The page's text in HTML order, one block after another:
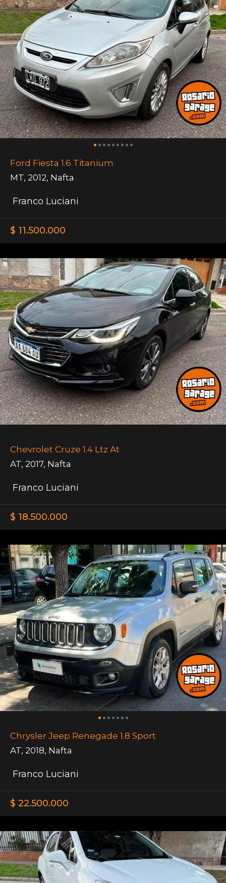
Ford Fiesta 1.6 Titanium
MT, 2012, Nafta
Franco Luciani
$ 11.500.000
Chevrolet Cruze 1.4 Ltz At
AT, 2017, Nafta
Franco Luciani
$ 18.500.000
Chrysler Jeep Renegade 1.8 Sport
AT, 2018, Nafta
Franco Luciani
$ 22.500.000